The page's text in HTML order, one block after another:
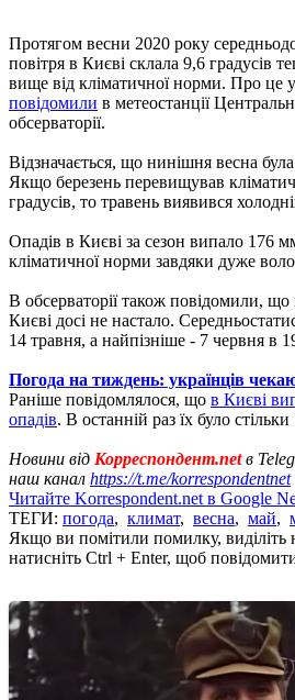
Протягом весни 2020 року
повітря в Києві склала 9,6 градусів
вище від кліматичної норми. Про це
повідомили в метеостанції
обсерваторії.
Відзначається, що нинішня весна
Якщо березень перевищував
градусів, то травень виявився
Опадів в Києві за сезон випало 176
кліматичної норми завдяки дуже
В обсерваторії також повідомили, що
Києві досі не настало.
14 травня, а найпізніше - 7 червня в
Погода на тиждень: українців
Раніше повідомлялося, що в Києві
опадів. В останній раз їх було
Новини від Корреспондент.netв
наш канал https://t.me/korrespondentnet
Читайте Korrespondent.net в Google
ТЕГИ: погода, климат, весна, май,
Якщо ви помітили помилку, виділіть
натисніть Ctrl + Enter, щоб